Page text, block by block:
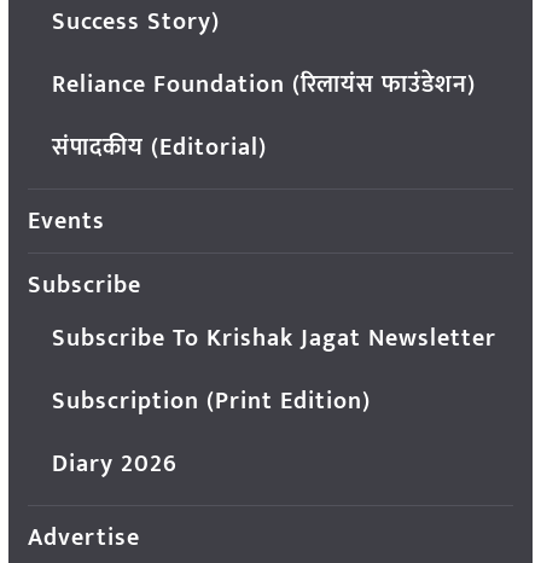
Success Story)
Reliance Foundation (रिलायंस फाउंडेशन)
संपादकीय (Editorial)
Events
Subscribe
Subscribe To Krishak Jagat Newsletter
Subscription (Print Edition)
Diary 2026
Advertise